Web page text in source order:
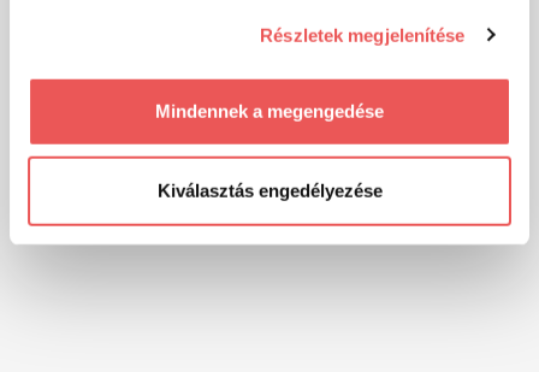
Részletek megjelenítése
Mindennek a megengedése
Kiválasztás engedélyezése